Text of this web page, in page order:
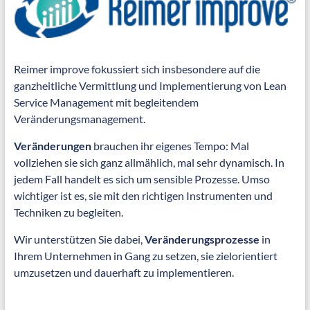
Reimer improve fokussiert sich insbesondere auf die
ganzheitliche Vermittlung und Implementierung von Lean
Service Management mit begleitendem
Veränderungsmanagement.
Veränderungenbrauchen ihr eigenes Tempo: Mal
vollziehen sie sich ganz allmählich, mal sehr dynamisch. In
jedem Fall handelt es sich um sensible Prozesse. Umso
wichtiger ist es, sie mit den richtigen Instrumenten und
Techniken zu begleiten.
Wir unterstützen Sie dabei,Veränderungsprozesse in
Ihrem Unternehmen in Gang zu setzen, sie zielorientiert
umzusetzen und dauerhaft zu implementieren.